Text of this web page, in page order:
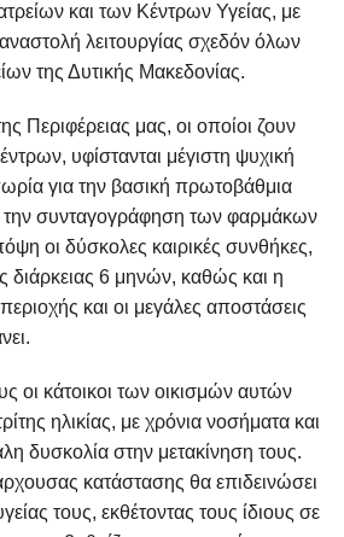
και των Κέντρων Υγείας, με
λειτουργίας σχεδόν όλων
της Δυτικής Μακεδονίας.
Περιφέρειας μας, οι οποίοι ζουν
υφίστανται μέγιστη ψυχική
για την βασική πρωτοβάθμια
την συνταγογράφηση των φαρμάκων
οι δύσκολες καιρικές συνθήκες,
διάρκειας 6 μηνών, καθώς και η
και οι μεγάλες αποστάσεις
οι κάτοικοι των οικισμών αυτών
ηλικίας, με χρόνια νοσήματα και
δυσκολία στην μετακίνηση τους.
κατάστασης θα επιδεινώσει
τους, εκθέτοντας τους ίδιους σε